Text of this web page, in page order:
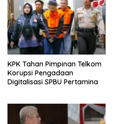
KPK Tahan Pimpinan Telkom
Korupsi Pengadaan
Digitalisasi SPBU Pertamina